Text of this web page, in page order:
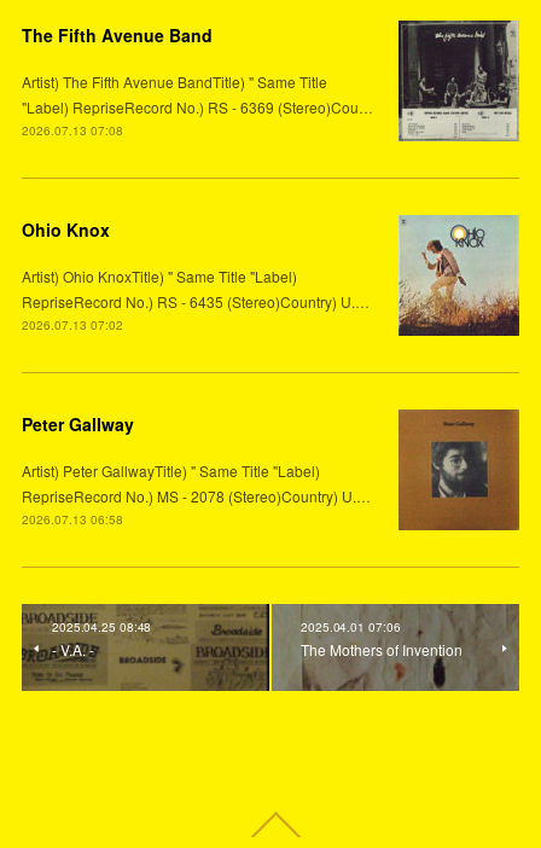
The Fifth Avenue Band
Artist) The Fifth Avenue BandTitle) " Same Title
"Label) RepriseRecord No.) RS - 6369 (Stereo)Cou…
2026.07.13 07:08
Ohio Knox
Artist) Ohio KnoxTitle) " Same Title "Label)
RepriseRecord No.) RS - 6435 (Stereo)Country) U.…
2026.07.13 07:02
Peter Gallway
Artist) Peter GallwayTitle) " Same Title "Label)
RepriseRecord No.) MS - 2078 (Stereo)Country) U.…
2026.07.13 06:58
2025.04.25 08:48
- V.A. -
2025.04.01 07:06
The Mothers of Invention